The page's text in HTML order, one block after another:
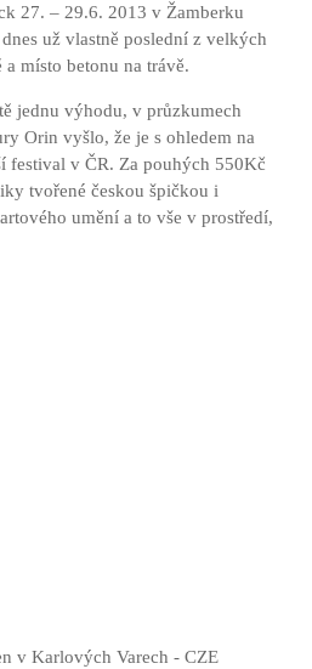
27. – 29.6. 2013 v Žamberku
už vlastně poslední z velkých
místo betonu na trávě.
jednu výhodu, v průzkumech
Orin vyšlo, že je s ohledem na
festival v ČR. Za pouhých 550Kč
tvořené českou špičkou i
umění a to vše v prostředí,
v Karlových Varech - CZE